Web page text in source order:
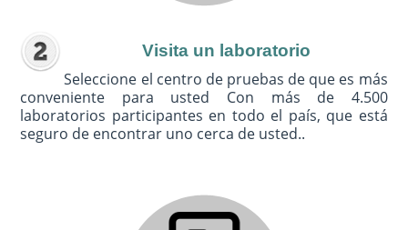
Visita un laboratorio
Seleccione el centro de pruebas de que es más
conveniente para usted Con más de 4.500
laboratorios participantes en todo el país, que está
seguro de encontrar uno cerca de usted..